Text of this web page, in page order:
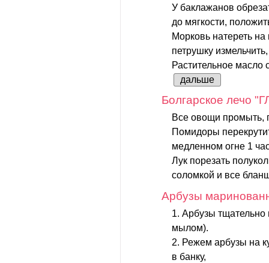
У баклажанов
до мягкости,
Морковь натереть на
петрушку
Растительное масло
дальше
Болгарское лечо
Все овощи промыть,
Помидоры
медленном огне 1
Лук порезать
соломкой и все
Арбузы
1. Арбузы
мылом).
2. Режем арбузы на
в банку,